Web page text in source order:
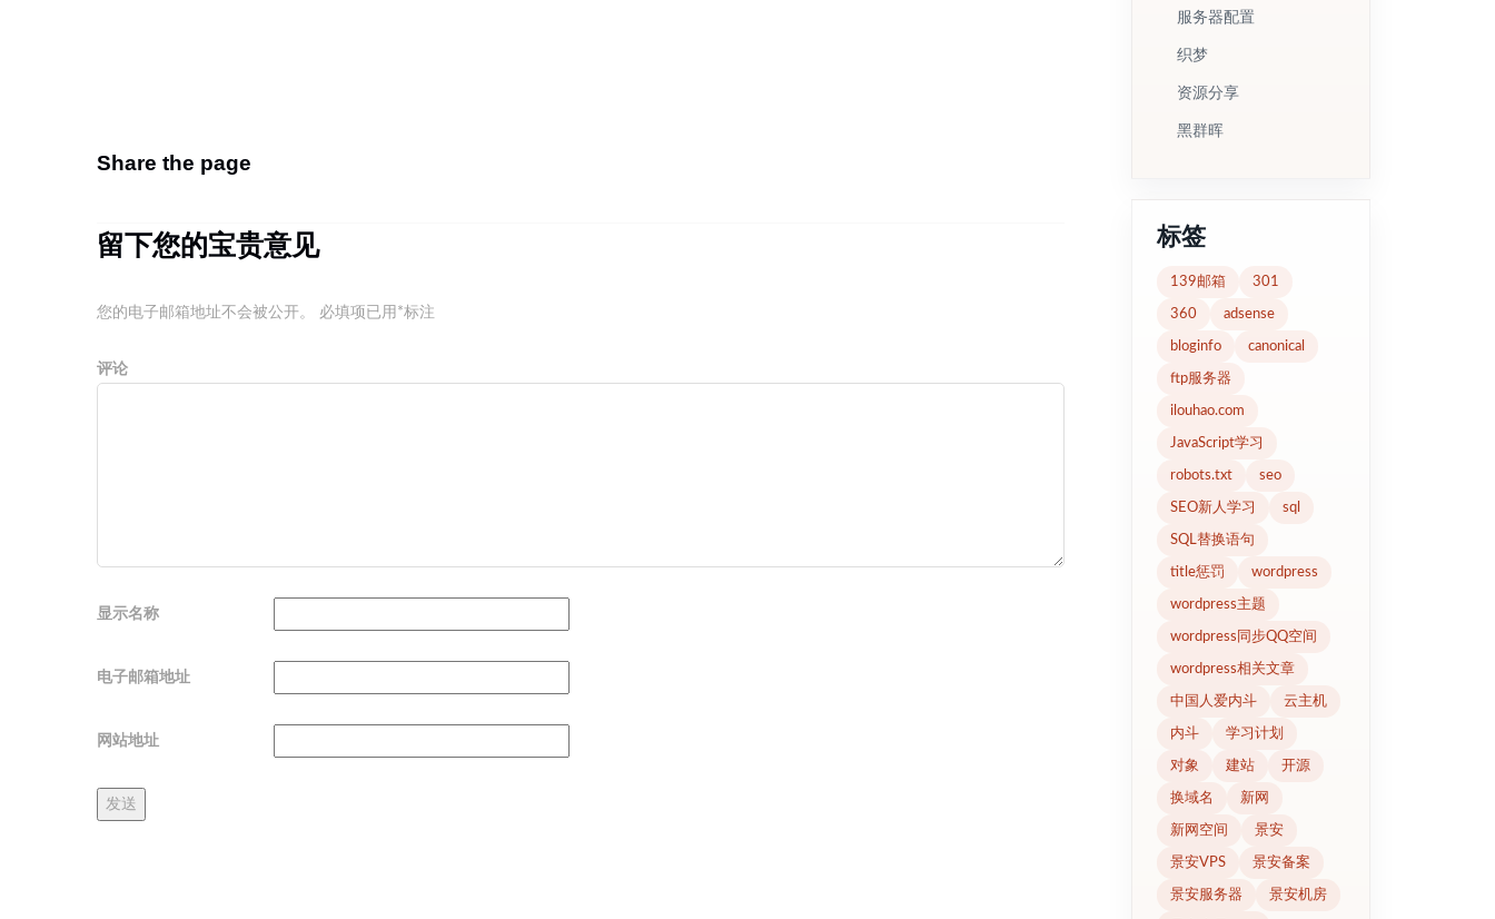
Share the page
留下您的宝贵意见
您的电子邮箱地址不会被公开。 必填项已用 *标注
评论
显示名称
电子邮箱地址
网站地址
服务器配置
织梦
资源分享
黑群晖
标签
139邮箱 301
360 adsense
bloginfo canonical
ftp服务器
ilouhao.com
JavaScript学习
robots.txt seo
SEO新人学习 sql
SQL替换语句
title惩罚 wordpress
wordpress主题
wordpress同步QQ空间
wordpress相关文章
中国人爱内斗 云主机
内斗 学习计划
对象 建站 开源
换域名 新网
新网空间 景安
景安VPS 景安备案
景安服务器 景安机房